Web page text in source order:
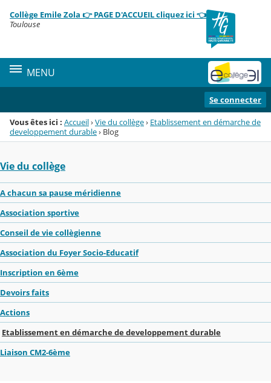
Menu de la rubrique
Contenu
Collège Emile Zola 👉 PAGE D'ACCUEIL cliquez ici 👈
Toulouse
MENU
Se connecter
Vous êtes ici : Accueil›Vie du collège› Etablissement en démarche de
developpement durable› Blog
Vie du collège
A chacun sa pause méridienne
Association sportive
Conseil de vie collègienne
Association du Foyer Socio-Educatif
Inscription en 6ème
Devoirs faits
Actions
Etablissement en démarche de developpement durable
Liaison CM2-6ème